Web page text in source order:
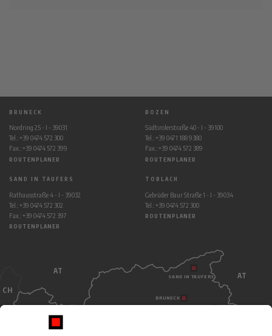
BRUNECK
Nordring 25 - I - 39031
Tel.: +39 0474 572 300
Fax.: +39 0474 572 399
ROUTENPLANER
BOZEN
Südtirolerstraße 40 - I - 39100
Tel.: +39 0471 188 9380
Fax.: +39 0474 572 389
ROUTENPLANER
SAND IN TAUFERS
Rathausstraße 4 - I - 39032
Tel.: +39 0474 572 302
Fax.: +39 0474 572 397
ROUTENPLANER
TOBLACH
Gebrüder Baur Straße 1 - I - 39034
Tel.: +39 0474 572 300
ROUTENPLANER
AT
AT
CH
BRUNECK
SAND IN TAUFERS